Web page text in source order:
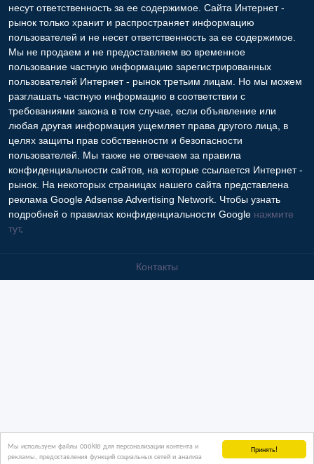
Принять!
Мы используем файлы cookie для персонализации контента и
рекламы, предоставления функций социальных сетей и анализа
несут ответственность за ее содержимое. Сайта Интернет -
рынок только хранит и распространяет информацию
пользователей и не несет ответственность за ее содержимое.
Мы не продаем и не предоставляем во временное
пользование частную информацию зарегистрированных
пользователей Интернет - рынок третьим лицам. Но мы можем
разглашать частную информацию в соответствии с
требованиями закона в том случае, если объявление или
любая другая информация ущемляет права другого лица, в
целях защиты прав собственности и безопасности
пользователей. Мы также не отвечаем за правила
конфиденциальности сайтов, на которые ссылается Интернет -
рынок. На некоторых страницах нашего сайта представлена
реклама Google Adsense Advertising Network. Чтобы узнать
подробней о правилах конфиденциальности Google нажмите
тут.
Контакты